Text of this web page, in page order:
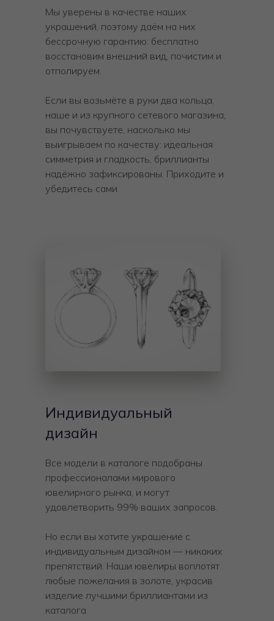
Мы уверены в качестве наших
украшений, поэтому даём на них
бессрочную гарантию: бесплатно
восстановим внешний вид, почистим и
отполируем.
Если вы возьмёте в руки два кольца,
наше и из крупного сетевого магазина,
вы почувствуете, насколько мы
выигрываем по качеству: идеальная
симметрия и гладкость, бриллианты
надёжно зафиксированы. Приходите и
убедитесь сами
Индивидуальный
дизайн
Все модели в каталоге подобраны
профессионалами мирового
ювелирного рынка, и могут
удовлетворить 99% ваших запросов.
Но если вы хотите украшение с
индивидуальным дизайном — никаких
препятствий. Наши ювелиры воплотят
любые пожелания в золоте, украсив
изделие лучшими бриллиантами из
каталога